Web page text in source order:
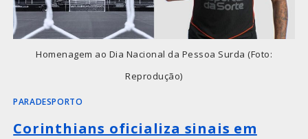
Homenagem ao Dia Nacional da Pessoa Surda (Foto:
Reprodução)
PARADESPORTO
Corinthians oficializa sinais em